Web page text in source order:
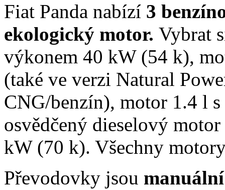
Fiat Panda nabízí 3
ekologický motor. Vybrat
výkonem 40 kW (54 k),
(také ve verzi Natural
CNG/benzín), motor 1.4 l
osvědčený dieselový
kW (70 k). Všechny
Převodovky jsou